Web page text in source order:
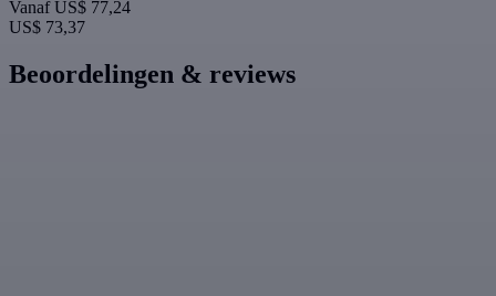
Vanaf US$ 77,24
US$ 73,37
Beoordelingen & reviews